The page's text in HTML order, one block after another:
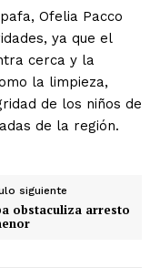
Ofelia Pacco
ya que el
cerca y la
la limpieza,
de los niños de
de la región.
siguiente
obstaculiza arresto